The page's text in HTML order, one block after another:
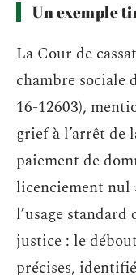
Un exemple
La Cour de
chambre sociale
16-12603),
grief à l’arrêt de
paiement de
licenciement
l’usage
justice : le
précises,